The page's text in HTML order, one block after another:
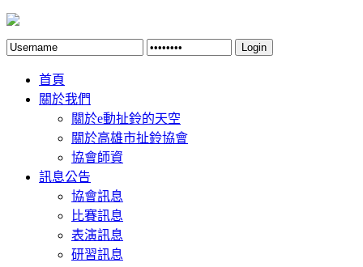
Login
首頁
關於我們
關於e動扯鈴的天空
關於高雄市扯鈴協會
協會師資
訊息公告
協會訊息
比賽訊息
表演訊息
研習訊息